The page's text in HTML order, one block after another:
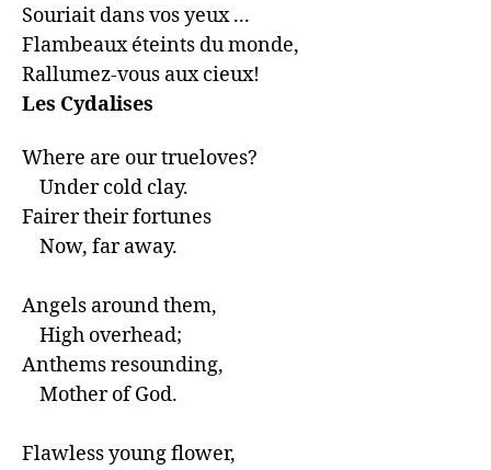
Souriait dans vos yeux ...
Flambeaux éteints du monde,
Rallumez-vous aux cieux!
Les Cydalises
Where are our trueloves?
Under cold clay.
Fairer their fortunes
Now, far away.
Angels around them,
High overhead;
Anthems resounding,
Mother of God.
Flawless young flower,